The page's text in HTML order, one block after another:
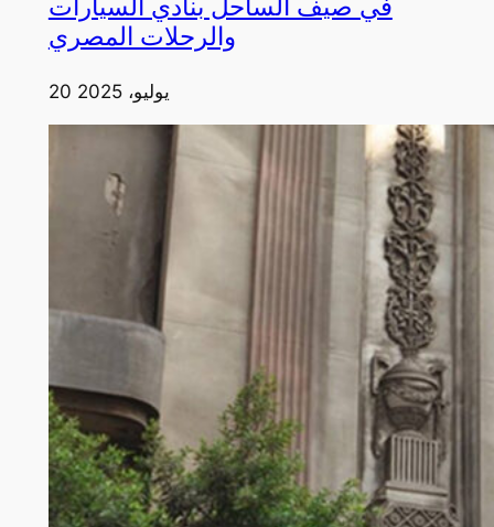
في صيف الساحل بنادي السيارات
والرحلات المصري
20 يوليو، 2025